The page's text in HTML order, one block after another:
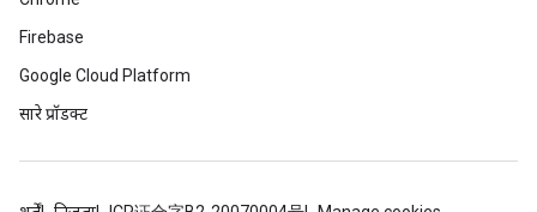
Firebase
Google Cloud Platform
सारे प्रॉडक्ट